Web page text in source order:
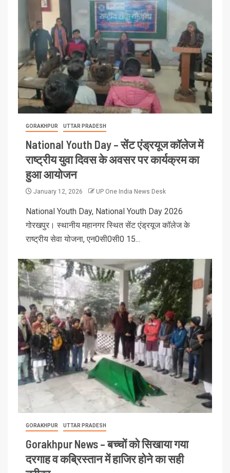
GORAKHPUR UTTAR PRADESH
National Youth Day – सेंट एंड्रयूज कॉलेज में
राष्ट्रीय युवा दिवस के अवसर पर कार्यक्रम का
हुआ आयोजन
January 12, 2026 UP One India News Desk
National Youth Day, National Youth Day 2026
गोरखपुर। स्थानीय महानगर स्थित सेंट एंड्रयूज कॉलेज के
राष्ट्रीय सेवा योजना, एन0सी0सी0 15...
GORAKHPUR UTTAR PRADESH
Gorakhpur News – बच्चों को सिखाया गया
दरगाह व कब्रिस्तान में हाजिर होने का सही